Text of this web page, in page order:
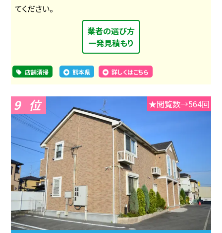
てください。
業者の選び方
一発見積もり
店舗清掃 熊本県 詳しくはこちら
9 ★閲覧数→564回